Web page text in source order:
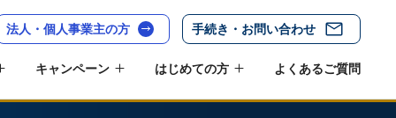
法人・個人事業主の方 手続き・お問い合わせ
キャンペーン はじめての方 よくあるご質問